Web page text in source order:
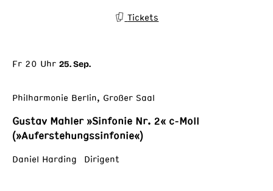
Tickets
Fr 20 Uhr 25. Sep.
Philharmonie Berlin, Großer Saal
Gustav Mahler »Sinfonie Nr. 2« c-Moll
(»Auferstehungssinfonie«)
Daniel Harding Dirigent